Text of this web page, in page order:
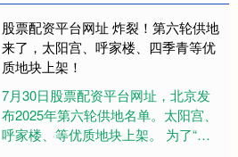
模约24万平方米，上述用地....
股票配资平台网址 炸裂！第六轮供地
来了，太阳宫、呼家楼、四季青等优
质地块上架！
7月30日股票配资平台网址，北京发
布2025年第六轮供地名单。太阳宫、
呼家楼、等优质地块上架。 为了“止